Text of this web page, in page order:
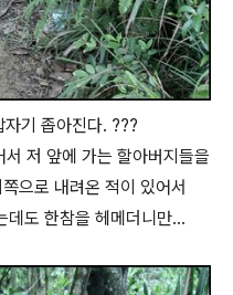
기 좁아진다. ???
저 앞에 가는 할아버지들을
으로 내려온 적이 있어서
데도 한참을 헤메더니만...